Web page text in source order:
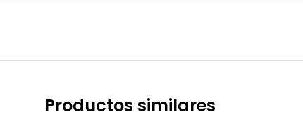
Productos similares